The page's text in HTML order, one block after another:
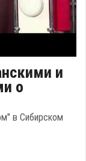
и
о
в Сибирском